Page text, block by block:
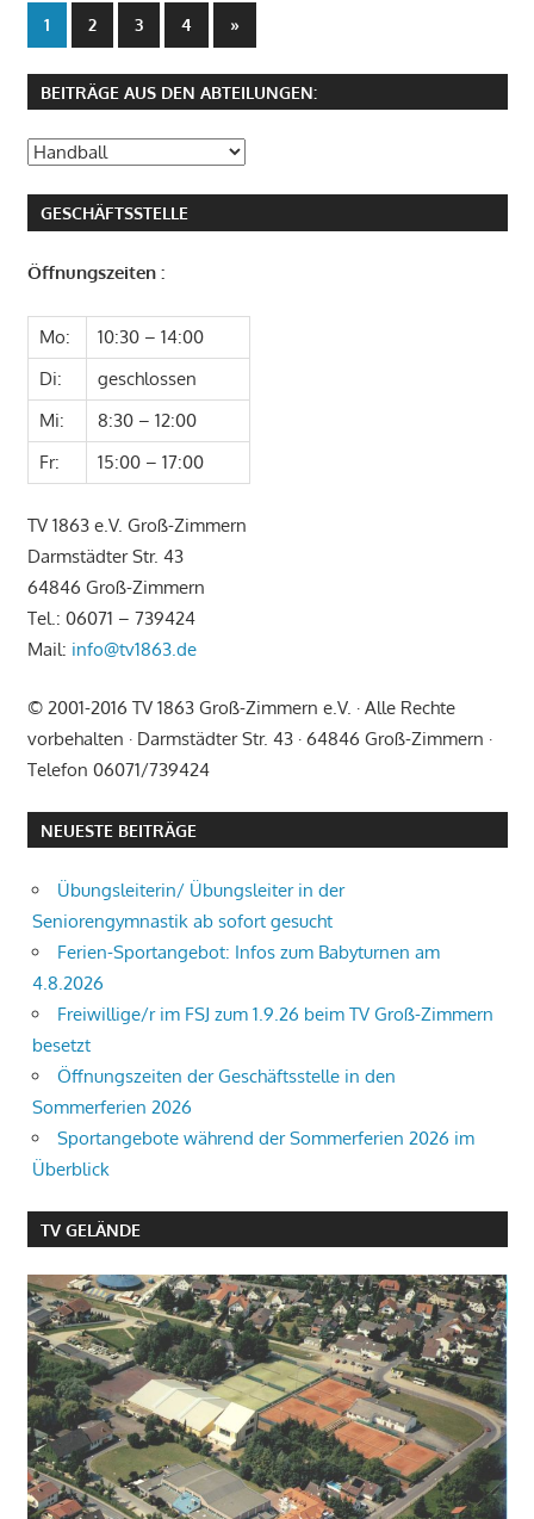
Seitennummerierung
der
Beiträge
1 2 3 4
Nächste
Beiträge
»
BEITRÄGE AUS DEN ABTEILUNGEN:
Beiträge
den
GESCHÄFTSSTELLE
Öffnungszeiten :
Mo:
10:30 – 14:00
Di:
geschlossen
Mi:
8:30 – 12:00
Fr:
15:00 – 17:00
TV 1863 e.V. Groß-Zimmern
Darmstädter Str. 43
64846 Groß-Zimmern
Tel.: 06071 – 739424
Mail: info@tv1863.de
© 2001-2016 TV 1863 Groß-Zimmern e.V. · Alle Rechte
vorbehalten · Darmstädter Str. 43 · 64846 Groß-Zimmern ·
Telefon 06071/739424
NEUESTE BEITRÄGE
Übungsleiterin/ Übungsleiter in der
Seniorengymnastik ab sofort gesucht
Ferien-Sportangebot: Infos zum Babyturnen am
4.8.2026
Freiwillige/r im FSJ zum 1.9.26 beim TV Groß-Zimmern
besetzt
Öffnungszeiten der Geschäftsstelle in den
Sommerferien 2026
Sportangebote während der Sommerferien 2026 im
Überblick
TV GELÄNDE